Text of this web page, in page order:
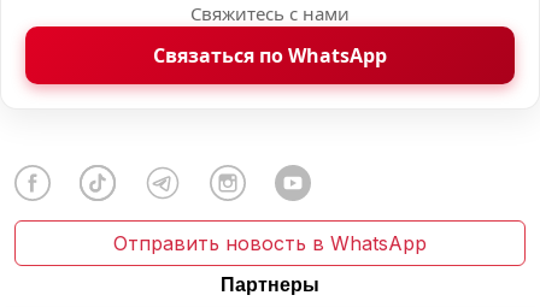
Свяжитесь с нами
Связаться по WhatsApp
Отправить новость в WhatsApp
Партнеры